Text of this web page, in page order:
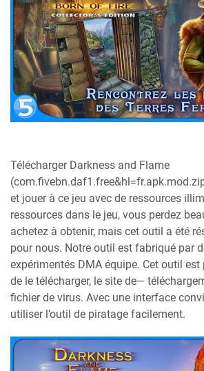
Télécharger Darkness and Flame
et jouer à ce jeu avec de ressources
ressources dans le jeu, vous perdez
achetez à obtenir, mais cet outil a été
pour nous. Notre outil est fabriqué par
expérimentés DMA équipe. Cet outil est
de le télécharger, le site de—
fichier de virus. Avec une interface
utiliser l’outil de piratage facilement.